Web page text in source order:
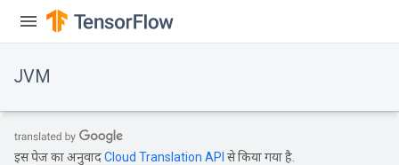
JVM
इस पेज का अनुवादCloud Translation API से किया गया है.